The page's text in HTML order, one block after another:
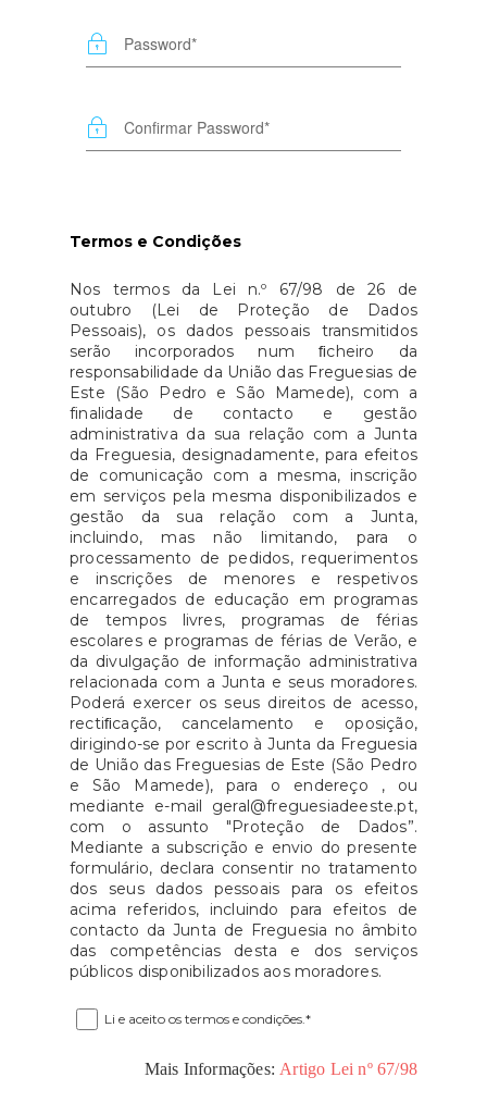
Termos e Condições
Nos termos da Lei n.º 67/98 de 26 de
outubro (Lei de Proteção de Dados
Pessoais), os dados pessoais transmitidos
serão incorporados num ﬁcheiro da
responsabilidade da União das Freguesias de
Este (São Pedro e São Mamede), com a
finalidade de contacto e gestão
administrativa da sua relação com a Junta
da Freguesia, designadamente, para efeitos
de comunicação com a mesma, inscrição
em serviços pela mesma disponibilizados e
gestão da sua relação com a Junta,
incluindo, mas não limitando, para o
processamento de pedidos, requerimentos
e inscrições de menores e respetivos
encarregados de educação em programas
de tempos livres, programas de férias
escolares e programas de férias de Verão, e
da divulgação de informação administrativa
relacionada com a Junta e seus moradores.
Poderá exercer os seus direitos de acesso,
rectiﬁcação, cancelamento e oposição,
dirigindo-se por escrito à Junta da Freguesia
de União das Freguesias de Este (São Pedro
e São Mamede), para o endereço , ou
mediante e-mail geral@freguesiadeeste.pt,
com o assunto "Proteção de Dados”.
Mediante a subscrição e envio do presente
formulário, declara consentir no tratamento
dos seus dados pessoais para os efeitos
acima referidos, incluindo para efeitos de
contacto da Junta de Freguesia no âmbito
das competências desta e dos serviços
públicos disponibilizados aos moradores.
Li e aceito os termos e condições.*
Mais Informações: Artigo Lei nº 67/98